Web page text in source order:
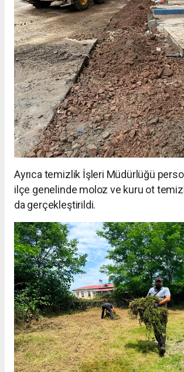
Ayrıca temizlik İşleri Müdürlüğü
ilçe genelinde moloz ve kuru ot
da gerçekleştirildi.